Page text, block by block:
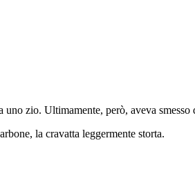
zio. Ultimamente, però, aveva
la cravatta leggermente storta.